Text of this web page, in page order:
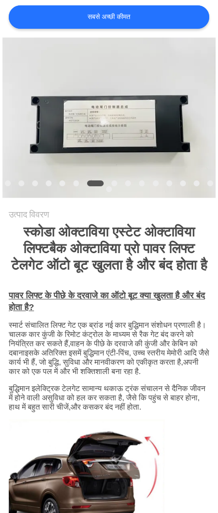
उद्धरण
की
साइटमैप
PRIVACY
POLICY
सबसे अच्छी कीमत
उत्पाद विवरण
स्कोडा ओक्टाविया एस्टेट ओक्टाविया
लिफ्टबैक ओक्टाविया प्रो पावर लिफ्ट
टेलगेट ऑटो बूट खुलता है और बंद होता है
पावर लिफ्ट के पीछे के दरवाजे का ऑटो बूट क्या खुलता है और बंद
होता है?
स्मार्ट संचालित लिफ्ट गेट एक ब्रांड नई कार बुद्धिमान संशोधन प्रणाली है।
चालक कार कुंजी के रिमोट कंट्रोल के माध्यम से रैक गेट बंद करने को
नियंत्रित कर सकते हैं,वाहन के पीछे के दरवाजे की कुंजी और केबिन को
दबानाइसके अतिरिक्त इसमें बुद्धिमान एंटी-पिंच, उच्च स्तरीय मेमोरी आदि जैसे
कार्य भी हैं, जो बुद्धि, सुविधा और मानवीकरण को एकीकृत करता है,अपनी
कार को एक पल में और भी शक्तिशाली बना रहा है.
बुद्धिमान इलेक्ट्रिक टेलगेट सामान्य थकाऊ ट्रंक संचालन से दैनिक जीवन
में होने वाली असुविधा को हल कर सकता है, जैसे कि पहुंच से बाहर होना,
हाथ में बहुत सारी चीजें,और कसकर बंद नहीं होता.